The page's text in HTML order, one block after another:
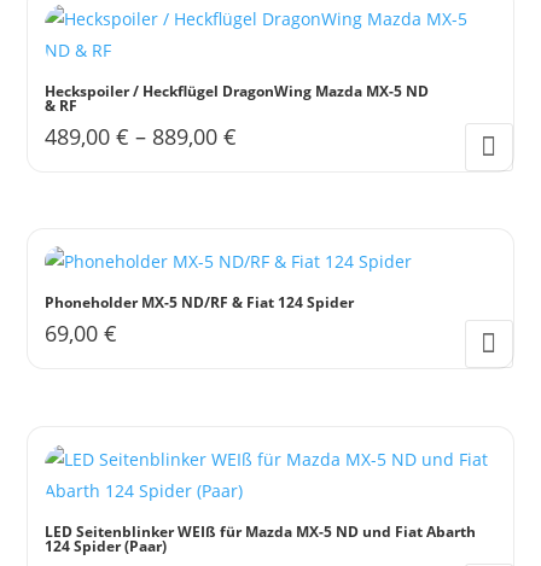
Heckspoiler / Heckflügel DragonWing Mazda MX-5 ND
& RF
489,00€ – 889,00€
mehrere
Varianten
auf.
auf
der
gewählt
Phoneholder MX-5 ND/RF & Fiat 124 Spider
69,00€
LED Seitenblinker WEIß für Mazda MX-5 ND und Fiat Abarth
124 Spider (Paar)